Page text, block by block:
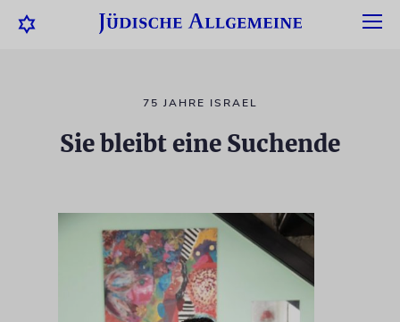
75 JAHRE ISRAEL
Sie bleibt eine Suchende